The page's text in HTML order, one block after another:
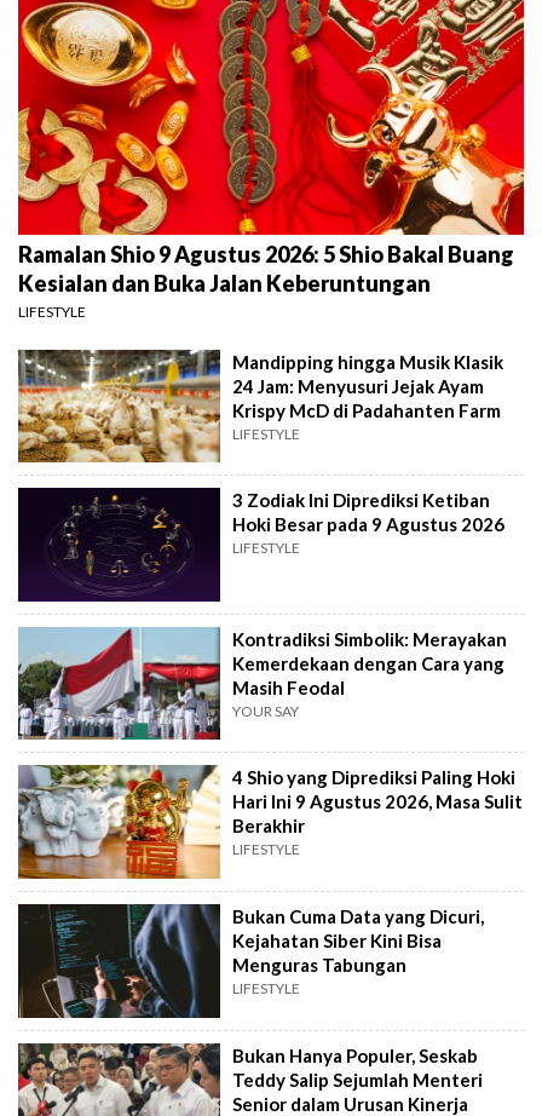
Ramalan Shio 9 Agustus 2026: 5 Shio Bakal Buang
Kesialan dan Buka Jalan Keberuntungan
LIFESTYLE
Mandipping hingga Musik Klasik
24 Jam: Menyusuri Jejak Ayam
Krispy McD di Padahanten Farm
LIFESTYLE
3 Zodiak Ini Diprediksi Ketiban
Hoki Besar pada 9 Agustus 2026
LIFESTYLE
Kontradiksi Simbolik: Merayakan
Kemerdekaan dengan Cara yang
Masih Feodal
YOUR SAY
4 Shio yang Diprediksi Paling Hoki
Hari Ini 9 Agustus 2026, Masa Sulit
Berakhir
LIFESTYLE
Bukan Cuma Data yang Dicuri,
Kejahatan Siber Kini Bisa
Menguras Tabungan
LIFESTYLE
Bukan Hanya Populer, Seskab
Teddy Salip Sejumlah Menteri
Senior dalam Urusan Kinerja